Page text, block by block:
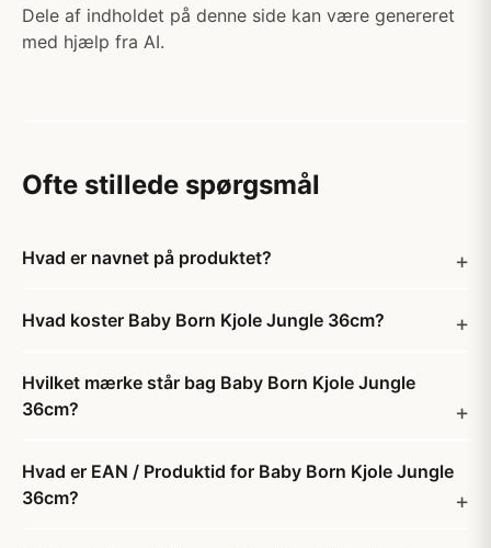
Dele af indholdet på denne side kan være genereret
med hjælp fra AI.
Ofte stillede spørgsmål
Hvad er navnet på produktet?
Hvad koster Baby Born Kjole Jungle 36cm?
Hvilket mærke står bag Baby Born Kjole Jungle
36cm?
Hvad er EAN / Produktid for Baby Born Kjole Jungle
36cm?